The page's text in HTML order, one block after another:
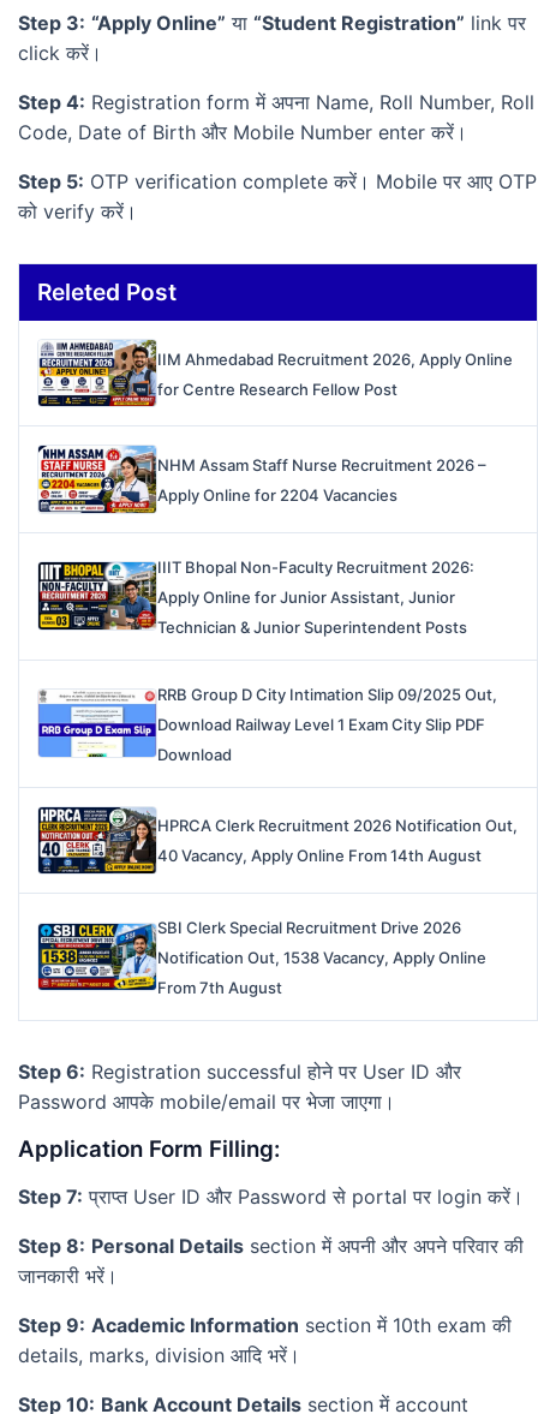
Step 3: “Apply Online” या “Student Registration” link पर
click करें।
Step 4: Registration form में अपना Name, Roll Number, Roll
Code, Date of Birth और Mobile Number enter करें।
Step 5: OTP verification complete करें। Mobile पर आए OTP
को verify करें।
Releted Post
IIM Ahmedabad Recruitment 2026, Apply Online
for Centre Research Fellow Post
NHM Assam Staff Nurse Recruitment 2026 –
Apply Online for 2204 Vacancies
IIIT Bhopal Non-Faculty Recruitment 2026:
Apply Online for Junior Assistant, Junior
Technician & Junior Superintendent Posts
RRB Group D City Intimation Slip 09/2025 Out,
Download Railway Level 1 Exam City Slip PDF
Download
HPRCA Clerk Recruitment 2026 Notification Out,
40 Vacancy, Apply Online From 14th August
SBI Clerk Special Recruitment Drive 2026
Notification Out, 1538 Vacancy, Apply Online
From 7th August
Step 6: Registration successful होने पर User ID और
Password आपके mobile/email पर भेजा जाएगा।
Application Form Filling:
Step 7: प्राप्त User ID और Password से portal पर login करें।
Step 8: Personal Details section में अपनी और अपने परिवार की
जानकारी भरें।
Step 9: Academic Information section में 10th exam की
details, marks, division आदि भरें।
Step 10: Bank Account Details section में account